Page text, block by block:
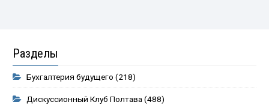
Разделы
Бухгалтерия будущего (218)
Дискуссионный Клуб Полтава(488)